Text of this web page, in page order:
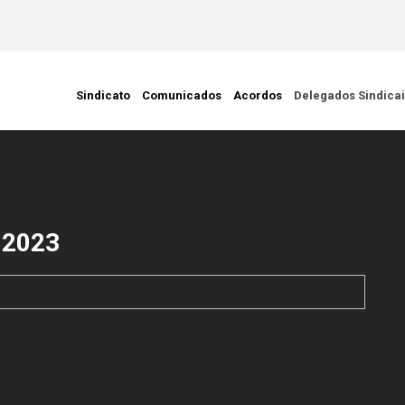
Sindicato Comunicados Acordos Delegados